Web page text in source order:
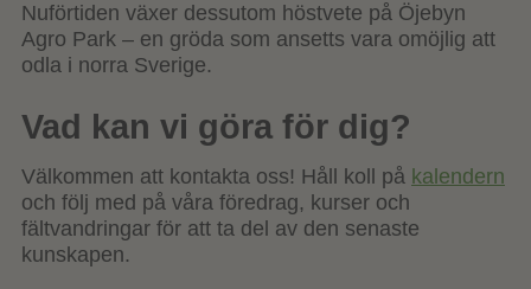
Nuförtiden växer dessutom höstvete på Öjebyn
Agro Park – en gröda som ansetts vara omöjlig att
odla i norra Sverige.
Vad kan vi göra för dig?
Välkommen att kontakta oss! Håll koll på kalendern
och följ med på våra föredrag, kurser och
fältvandringar för att ta del av den senaste
kunskapen.